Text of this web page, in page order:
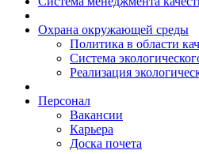
Охрана окружающей среды
Политика в области
Система
Реализация
Персонал
Вакансии
Карьера
Доска почета